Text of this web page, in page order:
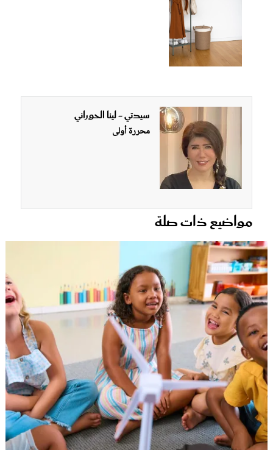
سيدتي - لينا الحوراني
محررة أولى
مواضيع ذات صلة